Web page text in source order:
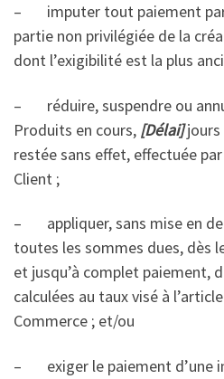
– imputer tout paiement
partie non privilégiée de la
dont l’exigibilité est la plus
– réduire, suspendre ou
Produits en cours, [Délai]
restée sans effet, effectuée
Client ;
– appliquer, sans mise en
toutes les sommes dues, dès
et jusqu’à complet paiement,
calculées au taux visé à
Commerce ; et/ou
– exiger le paiement d’une